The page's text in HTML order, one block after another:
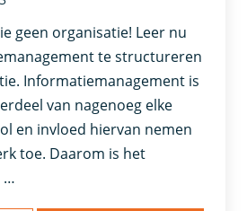
geen organisatie! Leer nu
te structureren
Informatiemanagement is
van nagenoeg elke
en invloed hiervan nemen
toe. Daarom is het
…